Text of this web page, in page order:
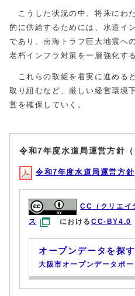
こうした状況の中、将来にわ
的に供給するためには、水道イ
であり、南海トラフ巨大地震へ
老朽インフラ対策を一層強化す
これらの取組を着実に進める
取り組むなど、厳しい経営環境
営を確保していく。
令和7年度水道局運営方針
令和7年度水道局運営方
CC（クリエイ
ス
におけるCC-BY4.0
オープンデータを探す
大阪市オープンデータポー